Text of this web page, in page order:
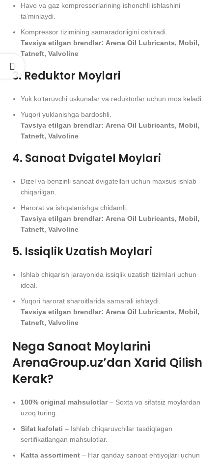
Havo va gaz kompressorlarining ishonchli ishlashini
ta’minlaydi.
Kompressor tizimining samaradorligini oshiradi.
Tavsiya etilgan brendlar: Arena Oil Lubricants, Mobil,
Tatneft, Valvoline
3. Reduktor Moylari
Yuk ko‘taruvchi uskunalar va reduktorlar uchun mos keladi.
Yuqori yuklanishga bardoshli.
Tavsiya etilgan brendlar: Arena Oil Lubricants, Mobil,
Tatneft, Valvoline
4. Sanoat Dvigatel Moylari
Dizel va benzinli sanoat dvigatellari uchun maxsus ishlab
chiqarilgan.
Harorat va ishqalanishga chidamli.
Tavsiya etilgan brendlar: Arena Oil Lubricants, Mobil,
Tatneft, Valvoline
5. Issiqlik Uzatish Moylari
Ishlab chiqarish jarayonida issiqlik uzatish tizimlari uchun
ideal.
Yuqori harorat sharoitlarida samarali ishlaydi.
Tavsiya etilgan brendlar: Arena Oil Lubricants, Mobil,
Tatneft, Valvoline
Nega Sanoat Moylarini
ArenaGroup.uz’dan Xarid Qilish
Kerak?
100% original mahsulotlar– Soxta va sifatsiz moylardan
uzoq turing.
Sifat kafolati – Ishlab chiqaruvchilar tasdiqlagan
sertifikatlangan mahsulotlar.
Katta assortiment – Har qanday sanoat ehtiyojlari uchun